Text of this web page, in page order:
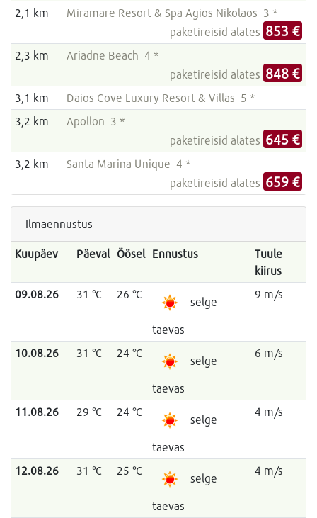
2,1 km
Miramare Resort & Spa Agios Nikolaos 3 *
paketireisid alates 853 €
2,3 km
Ariadne Beach 4 *
paketireisid alates 848 €
3,1 km
Daios Cove Luxury Resort & Villas 5 *
3,2 km
Apollon 3 *
paketireisid alates 645 €
3,2 km
Santa Marina Unique 4 *
paketireisid alates 659 €
Ilmaennustus
Kuupäev Päeval Öösel Ennustus
Tuule
kiirus
09.08.26
31 °C 26 °C
selge
taevas
9 m/s
10.08.26 31 °C 24 °C
selge
taevas
6 m/s
11.08.26 29 °C 24 °C
selge
taevas
4 m/s
12.08.26 31 °C 25 °C
selge
taevas
4 m/s